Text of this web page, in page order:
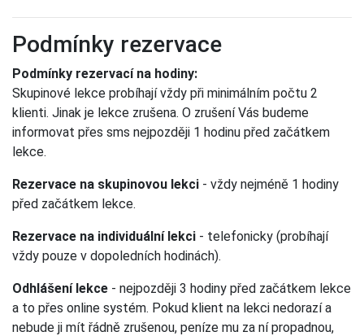
Podmínky rezervace
Podmínky rezervací na hodiny:
Skupinové lekce probíhají vždy při minimálním počtu 2
klienti. Jinak je lekce zrušena. O zrušení Vás budeme
informovat přes sms nejpozději 1 hodinu před začátkem
lekce.
Rezervace na skupinovou lekci - vždy nejméně 1 hodiny
před začátkem lekce.
Rezervace na individuální lekci - telefonicky (probíhají
vždy pouze v dopoledních hodinách).
Odhlášení lekce - nejpozději 3 hodiny před začátkem lekce
a to přes online systém. Pokud klient na lekci nedorazí a
nebude ji mít řádně zrušenou, peníze mu za ní propadnou,